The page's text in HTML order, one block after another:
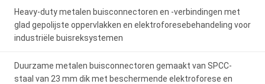
Heavy-duty metalen buisconnectoren en -verbindingen met
glad gepolijste oppervlakken en elektroforesebehandeling voor
industriële buisreksystemen
Duurzame metalen buisconnectoren gemaakt van SPCC-
staal van 23 mm dik met beschermende elektroforese en